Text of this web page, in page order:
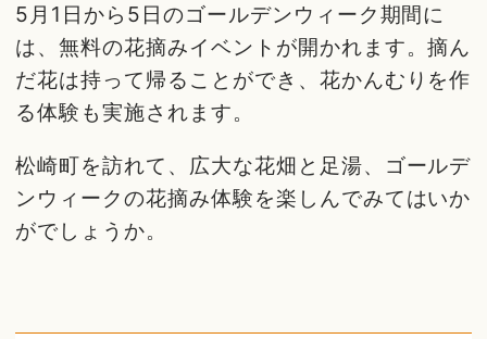
5月1日から5日のゴールデンウィーク期間に
は、無料の花摘みイベントが開かれます。摘ん
だ花は持って帰ることができ、花かんむりを作
る体験も実施されます。
松崎町を訪れて、広大な花畑と足湯、ゴールデ
ンウィークの花摘み体験を楽しんでみてはいか
がでしょうか。